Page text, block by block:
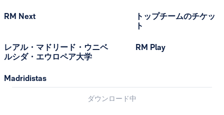
RM Next
レアル・マドリード・ウニベ
ルシダ・エウロペア大学
Madridistas
トップチームのチケッ
ト
RM Play
ダウンロード中